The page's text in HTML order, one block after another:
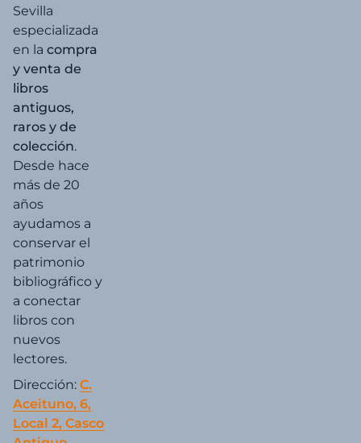
Sevilla
especializada
en la compra
y venta de
libros
antiguos,
raros y de
colección.
Desde hace
más de 20
años
ayudamos a
conservar el
patrimonio
bibliográfico y
a conectar
libros con
nuevos
lectores.
Dirección: C.
Aceituno, 6,
Local 2, Casco